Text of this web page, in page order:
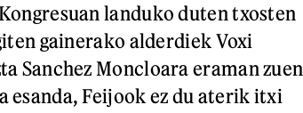
landuko duten txosten
gainerako alderdiek Voxi
Sanchez Moncloara eraman zuen
esanda, Feijook ez du aterik itxi